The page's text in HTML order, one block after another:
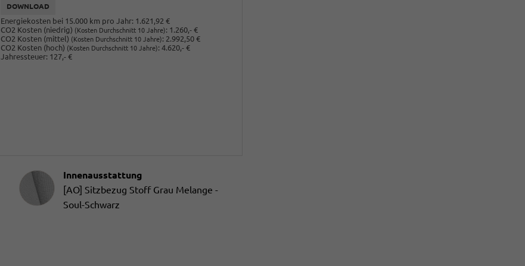
DOWNLOAD
Energiekosten bei 15.000 km pro Jahr: 1.621,92 €
CO2 Kosten (niedrig) (Kosten Durchschnitt 10 Jahre): 1.260,- €
CO2 Kosten (mittel) (Kosten Durchschnitt 10 Jahre): 2.992,50 €
CO2 Kosten (hoch) (Kosten Durchschnitt 10 Jahre): 4.620,- €
Jahressteuer: 127,- €
InnenausstattungInnenausstattung
[AO] Sitzbezug Stoff Grau Melange -
Soul-Schwarz